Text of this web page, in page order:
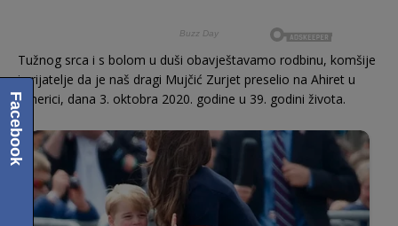
Tužnog srca i s bolom u duši obavještavamo rodbinu, komšije
i prijatelje da je naš dragi Mujčić Zurjet preselio na Ahiret u
Americi, dana 3. oktobra 2020. godine u 39. godini života.
Facebook